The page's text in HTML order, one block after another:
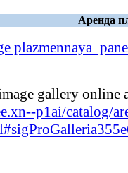
Аренда
gallery online
p1ai/catalog/